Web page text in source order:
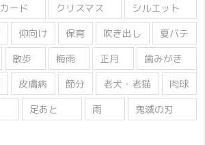
カード クリスマス
シルエット
仰向け 保育 吹き出し
夏バテ
散歩 梅雨 正月
歯みがき
皮膚病 節分 老犬・老猫
肉球
足あと 雨 鬼滅の刃